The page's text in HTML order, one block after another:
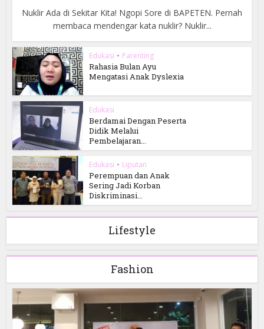
Nuklir Ada di Sekitar Kita! Ngopi Sore di BAPETEN. Pernah
membaca mendengar kata nuklir? Nuklir...
Edukasi • Parenting
Rahasia Bulan Ayu
Mengatasi Anak Dyslexia
Edukasi
Berdamai Dengan Peserta
Didik Melalui
Pembelajaran...
Edukasi • Liputan
Perempuan dan Anak
Sering Jadi Korban
Diskriminasi...
Lifestyle
Fashion